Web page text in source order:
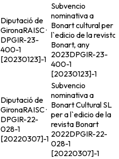
Diputació de
GironaRAISC ·
DPGIR-23-
400-1
[20230123]-1
Subvencio
nominativa a
Bonart cultural per
l`edicio de la revista
Bonart, any
2023DPGIR-23-
400-1
[20230123]-1
Diputació de
GironaRAISC ·
DPGIR-22-
028-1
[20220307]-1
Subvencio
nominativa a
Bonart Cultural SL
per a l`edicio de la
revista Bonart
2022DPGIR-22-
028-1
[20220307]-1